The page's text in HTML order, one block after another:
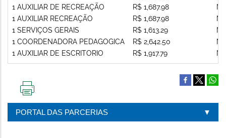
1 AUXILIAR DE RECREAÇÃO
1 AUXILIAR RECREAÇÃO
1 SERVIÇOS GERAIS
1 COORDENADORA PEDAGOGICA
1 AUXILIAR DE ESCRITORIO
R$ 1,687.98
R$ 1,687.98
R$ 1,613.29
R$ 2,642.50
R$ 1,917.79
PÁGINA
PORTAL DAS PARCERIAS